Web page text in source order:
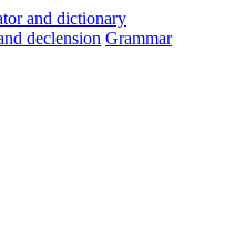
declension Grammar